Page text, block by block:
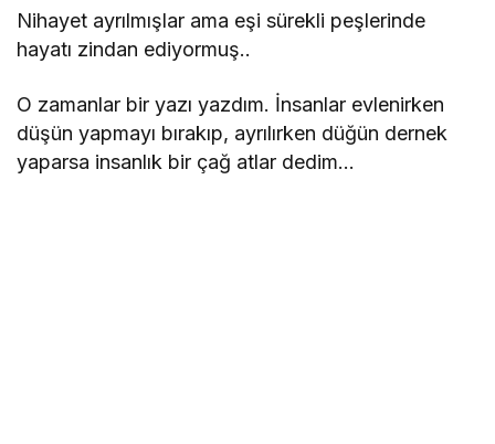
Nihayet ayrılmışlar ama eşi sürekli peşlerinde
hayatı zindan ediyormuş..
O zamanlar bir yazı yazdım. İnsanlar evlenirken
düşün yapmayı bırakıp, ayrılırken düğün dernek
yaparsa insanlık bir çağ atlar dedim…